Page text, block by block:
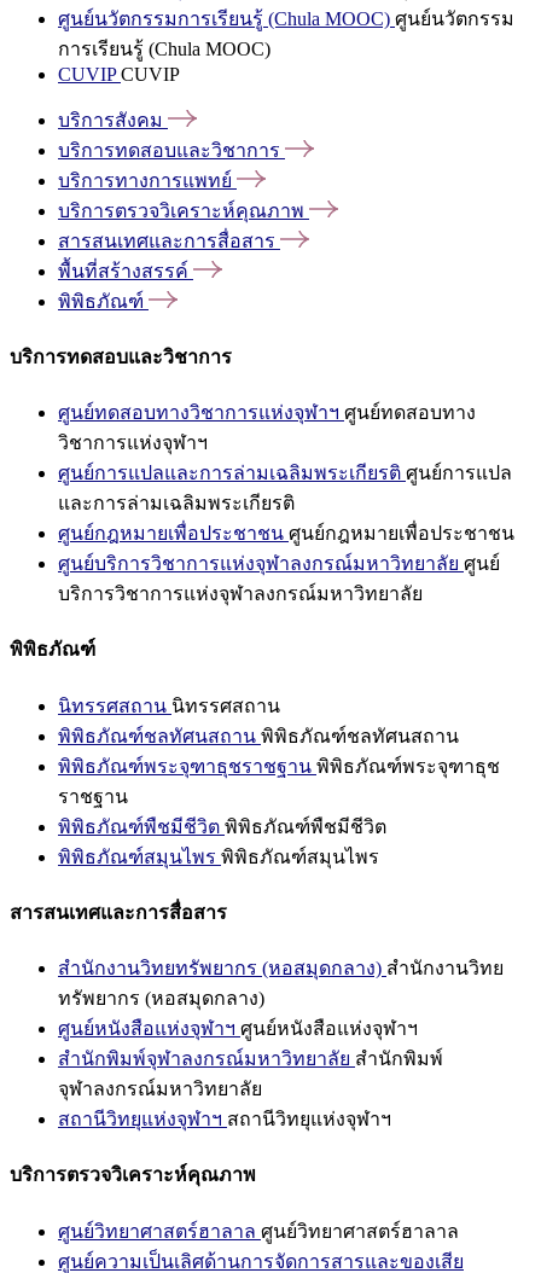
ศูนย์นวัตกรรมการเรียนรู้ (Chula MOOC) ศูนย์นวัตกรรม
การเรียนรู้ (Chula MOOC)
CUVIPCUVIP
บริการสังคม
บริการทดสอบและวิชาการ
บริการทางการแพทย์
บริการตรวจวิเคราะห์คุณภาพ
สารสนเทศและการสื่อสาร
พื้นที่สร้างสรรค์
พิพิธภัณฑ์
บริการทดสอบและวิชาการ
ศูนย์ทดสอบทางวิชาการแห่งจุฬาฯ ศูนย์ทดสอบทาง
วิชาการแห่งจุฬาฯ
ศูนย์การแปลและการล่ามเฉลิมพระเกียรติ ศูนย์การแปล
และการล่ามเฉลิมพระเกียรติ
ศูนย์กฎหมายเพื่อประชาชน ศูนย์กฎหมายเพื่อประชาชน
ศูนย์บริการวิชาการแห่งจุฬาลงกรณ์มหาวิทยาลัย ศูนย์
บริการวิชาการแห่งจุฬาลงกรณ์มหาวิทยาลัย
พิพิธภัณฑ์
นิทรรศสถาน นิทรรศสถาน
พิพิธภัณฑ์ชลทัศนสถาน พิพิธภัณฑ์ชลทัศนสถาน
พิพิธภัณฑ์พระจุฑาธุชราชฐาน พิพิธภัณฑ์พระจุฑาธุช
ราชฐาน
พิพิธภัณฑ์พืชมีชีวิต พิพิธภัณฑ์พืชมีชีวิต
พิพิธภัณฑ์สมุนไพร พิพิธภัณฑ์สมุนไพร
สารสนเทศและการสื่อสาร
สำนักงานวิทยทรัพยากร (หอสมุดกลาง) สำนักงานวิทย
ทรัพยากร (หอสมุดกลาง)
ศูนย์หนังสือแห่งจุฬาฯ ศูนย์หนังสือแห่งจุฬาฯ
สำนักพิมพ์จุฬาลงกรณ์มหาวิทยาลัย สำนักพิมพ์
จุฬาลงกรณ์มหาวิทยาลัย
สถานีวิทยุแห่งจุฬาฯ สถานีวิทยุแห่งจุฬาฯ
บริการตรวจวิเคราะห์คุณภาพ
ศูนย์วิทยาศาสตร์ฮาลาล ศูนย์วิทยาศาสตร์ฮาลาล
ศูนย์ความเป็นเลิศด้านการจัดการสารและของเสีย